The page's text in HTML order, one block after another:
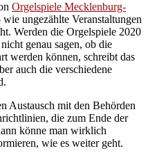
Orgelspiele Mecklenburg-
ungezählte Veranstaltungen
Werden die Orgelspiele 2020
genau sagen, ob die
werden können, schreibt das
auch die verschiedene
Austausch mit den Behörden
die zum Ende der
könne man wirklich
wie es weiter geht.